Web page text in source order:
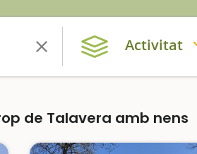
Activitat
de Talavera amb nens